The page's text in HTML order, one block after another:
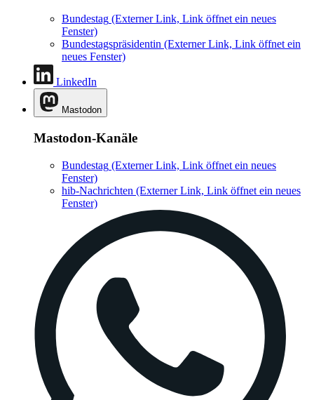
Bundestag (Externer Link, Link öffnet ein neues
Fenster)
Bundestagspräsidentin (Externer Link, Link öffnet ein
neues Fenster)
LinkedIn
Mastodon
Mastodon-Kanäle
Bundestag (Externer Link, Link öffnet ein neues
Fenster)
hib-Nachrichten (Externer Link, Link öffnet ein neues
Fenster)